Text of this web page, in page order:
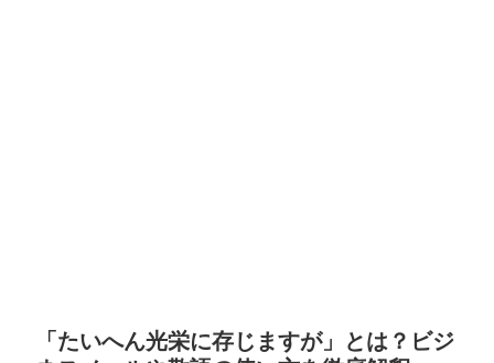
「たいへん光栄に存じますが」とは？ビジ